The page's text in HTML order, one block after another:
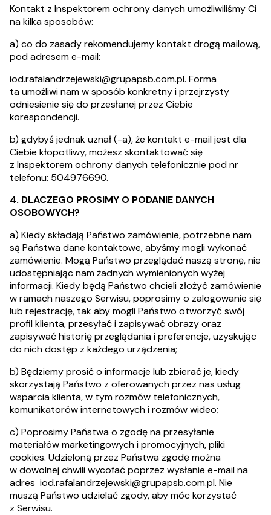
Kontakt z Inspektorem ochrony danych umożliwiliśmy Ci
na kilka sposobów:
a) co do zasady rekomendujemy kontakt drogą mailową,
pod adresem e-mail:
iod.rafalandrzejewski@grupapsb.com.pl. Forma
ta umożliwi nam w sposób konkretny i przejrzysty
odniesienie się do przesłanej przez Ciebie
korespondencji.
b) gdybyś jednak uznał (-a), że kontakt e-mail jest dla
Ciebie kłopotliwy, możesz skontaktować się
z Inspektorem ochrony danych telefonicznie pod nr
telefonu: 504976690.
4. DLACZEGO PROSIMY O PODANIE DANYCH
OSOBOWYCH?
a) Kiedy składają Państwo zamówienie, potrzebne nam
są Państwa dane kontaktowe, abyśmy mogli wykonać
zamówienie. Mogą Państwo przeglądać naszą stronę, nie
udostępniając nam żadnych wymienionych wyżej
informacji. Kiedy będą Państwo chcieli złożyć zamówienie
w ramach naszego Serwisu, poprosimy o zalogowanie się
lub rejestrację, tak aby mogli Państwo otworzyć swój
profil klienta, przesyłać i zapisywać obrazy oraz
zapisywać historię przeglądania i preferencje, uzyskując
do nich dostęp z każdego urządzenia;
b) Będziemy prosić o informacje lub zbierać je, kiedy
skorzystają Państwo z oferowanych przez nas usług
wsparcia klienta, w tym rozmów telefonicznych,
komunikatorów internetowych i rozmów wideo;
c) Poprosimy Państwa o zgodę na przesyłanie
materiałów marketingowych i promocyjnych, pliki
cookies. Udzieloną przez Państwa zgodę można
w dowolnej chwili wycofać poprzez wysłanie e-mail na
adres iod.rafalandrzejewski@grupapsb.com.pl. Nie
muszą Państwo udzielać zgody, aby móc korzystać
z Serwisu.